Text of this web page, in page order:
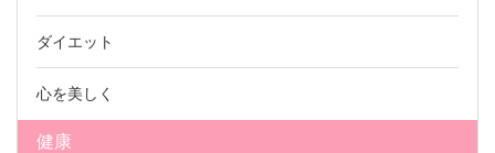
ダイエット
心を美しく
健康